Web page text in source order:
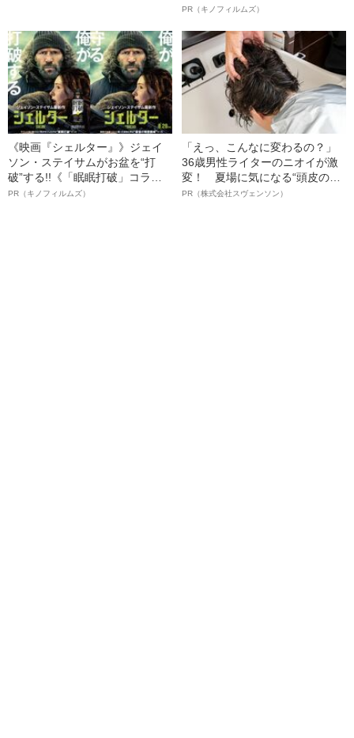
への暴力」
ルインタビュー“観客を魅了した
語る”《日本興収70億円突破》
PR（キノフィルムズ）
《映画『シェルター』》ジェイ
ソン・ステイサムがお盆を“打
破”する!!《「眠眠打破」コラ
ボ》
PR（キノフィルムズ）
「えっ、こんなに変わるの？」
36歳男性ライターのニオイが激
変！ 夏場に気になる“頭皮のニ
オイ”や“ベタつき”を解消す
PR（株式会社スヴェンソン）